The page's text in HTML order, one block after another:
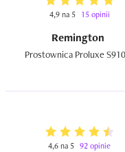
4,9 na 5 15 opinii
Remington
4,6 na 5 92 opinie